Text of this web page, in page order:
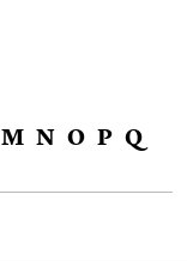
M N O P Q